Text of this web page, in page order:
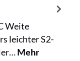
Weite
leichter S2-
Mehr